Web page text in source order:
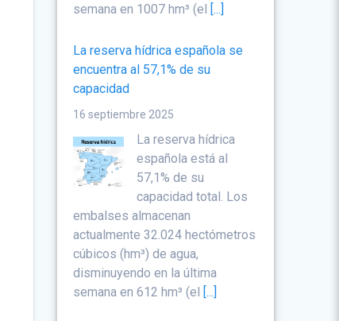
semana en 1007 hm³ (el [...]
La reserva hídrica española se
encuentra al 57,1% de su
capacidad
16 septiembre 2025
La reserva hídrica
española está al
57,1% de su
capacidad total. Los
embalses almacenan
actualmente 32.024 hectómetros
cúbicos (hm³) de agua,
disminuyendo en la última
semana en 612 hm³ (el [...]